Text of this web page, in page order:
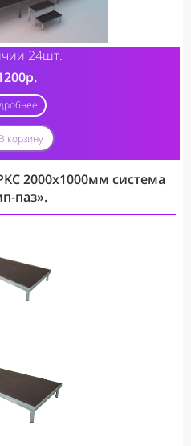
24шт.
В корзину
2000х1000мм система
паз».